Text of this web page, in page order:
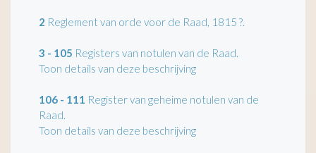
2 Reglement van orde voor de Raad, 1815 ?.
3 - 105 Registers van notulen van de Raad.
Toon details van deze beschrijving
106 - 111 Register van geheime notulen van de
Raad.
Toon details van deze beschrijving